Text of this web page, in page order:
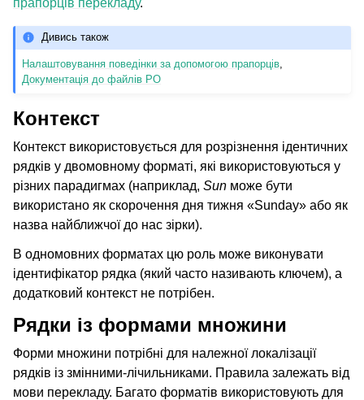
Дивись також
Налаштовування поведінки за допомогою прапорців
Документація до файлів PO
Контекст
Контекст використовується для розрізнення ідентичних
рядків у двомовному форматі, які використовуються у
різних парадигмах (наприклад, Sun може бути
використано як скорочення дня тижня «Sunday» або як
назва найближчої до нас зірки).
В одномовних форматах цю роль може виконувати
ідентифікатор рядка (який часто називають ключем), а
додатковий контекст не потрібен.
Рядки із формами множини
Форми множини потрібні для належної локалізації
рядків із змінними-лічильниками. Правила залежать від
мови перекладу. Багато форматів використовують для